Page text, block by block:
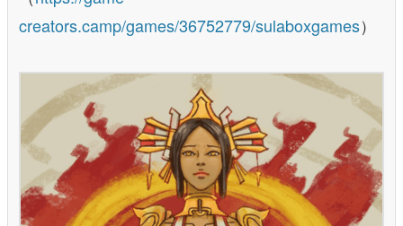
creators.camp/games/36752779/sulaboxgames）